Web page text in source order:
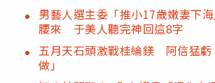
男藝人選主委「推小17歲嫩妻下
腰來 于美人聽完神回這8字
五月天石頭激戰桂綸鎂 阿信猛虧
做」